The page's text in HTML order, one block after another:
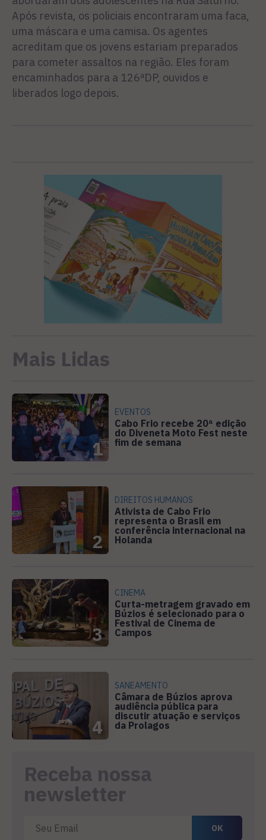
Após revista, os policiais encontraram uma faca,
uma máscara e uma camisa. Os agentes
acreditam que os jovens estariam preparados
para cometer assaltos na região. Eles foram
encaminhados para a 126ªDP, ouvidos e
liberados logo depois.
Mais Lidas
1
EVENTOS
Cabo Frio recebe 20ª edição
do Diveneta Moto Fest neste
fim de semana
2
DIREITOS HUMANOS
Ativista de Cabo Frio
representa o Brasil em
conferência internacional na
Holanda
3
CINEMA
Curta-metragem gravado em
Búzios é selecionado para o
Festival de Cinema de
Campos
4
SANEAMENTO
Câmara de Búzios aprova
audiência pública para
discutir atuação e serviços
da Prolagos
Receba nossa
newsletter